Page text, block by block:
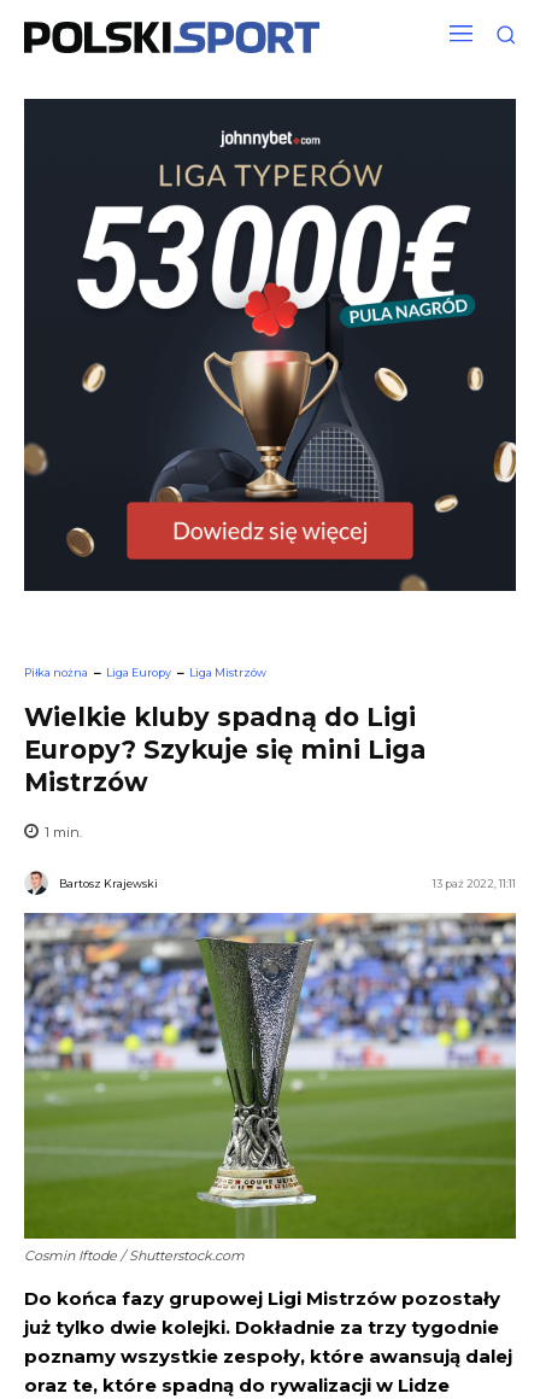
Piłka nożna Liga Europy Liga Mistrzów
Wielkie kluby spadną do Ligi
Europy? Szykuje się mini Liga
Mistrzów
1 min.
Bartosz Krajewski 13 paź 2022, 11:11
Cosmin Iftode / Shutterstock.com
Do końca fazy grupowej Ligi Mistrzów pozostały
już tylko dwie kolejki. Dokładnie za trzy tygodnie
poznamy wszystkie zespoły, które awansują dalej
oraz te, które spadną do rywalizacji w Lidze